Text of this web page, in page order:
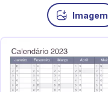
Imagem